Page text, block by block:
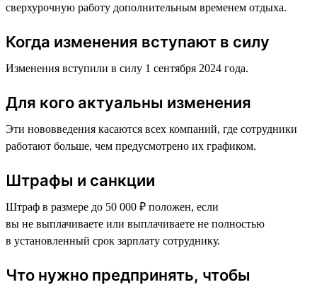
сверхурочную работу дополнительным временем отдыха.
Когда изменения вступают в силу
Изменения вступили в силу 1 сентября 2024 года.
Для кого актуальны изменения
Эти нововведения касаются всех компаний, где сотрудники
работают больше, чем предусмотрено их графиком.
Штрафы и санкции
Штраф в размере до 50 000 ₽ положен, если
вы не выплачиваете или выплачиваете не полностью
в установленный срок зарплату сотруднику.
Что нужно предпринять, чтобы